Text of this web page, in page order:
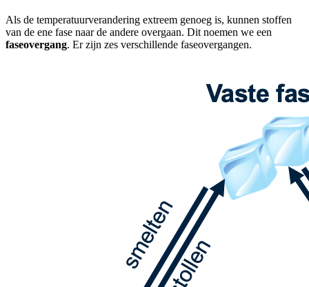
Als de temperatuurverandering extreem genoeg is, kunnen stoffen
van de ene fase naar de andere overgaan. Dit noemen we een
faseovergang. Er zijn zes verschillende faseovergangen.